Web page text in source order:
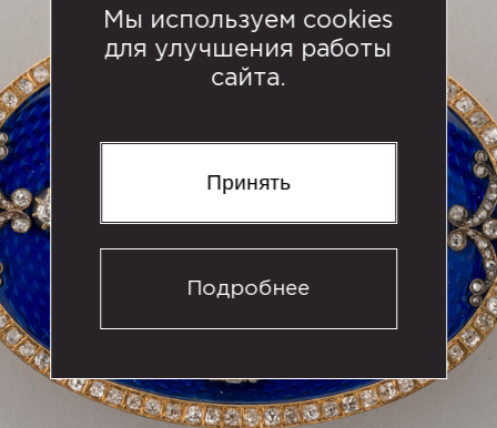
Мы используем cookies
для улучшения работы
сайта.
Принять
Подробнее